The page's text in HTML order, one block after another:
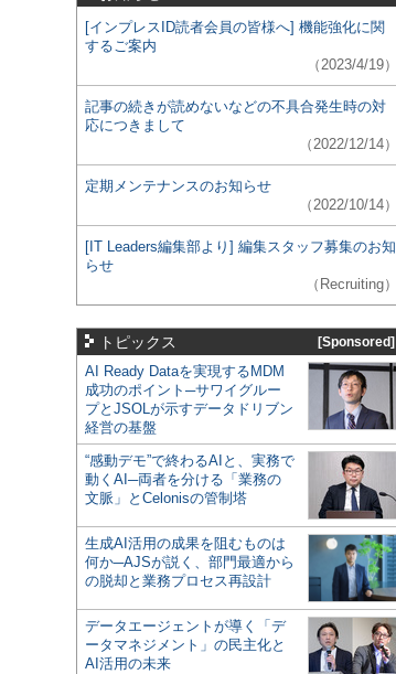
[インプレスID読者会員の皆様へ] 機能強化に関
するご案内
（2023/4/19）
記事の続きが読めないなどの不具合発生時の対
応につきまして
（2022/12/14）
定期メンテナンスのお知らせ
（2022/10/14）
[IT Leaders編集部より] 編集スタッフ募集のお知
らせ
（Recruiting）
トピックス [Sponsored]
AI Ready Dataを実現するMDM
成功のポイント─サワイグルー
プとJSOLが示すデータドリブン
経営の基盤
“感動デモ”で終わるAIと、実務で
動くAI─両者を分ける「業務の
文脈」とCelonisの管制塔
生成AI活用の成果を阻むものは
何か─AJSが説く、部門最適から
の脱却と業務プロセス再設計
データエージェントが導く「デ
ータマネジメント」の民主化と
AI活用の未来